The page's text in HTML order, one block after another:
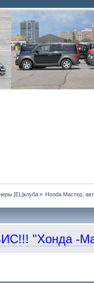
[EL]клуба » Honda Мастер,
"Хонда -